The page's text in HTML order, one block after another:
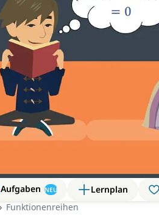
Aufgaben NEU Lernplan
Funktionenreihen